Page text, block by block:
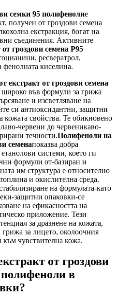
семки 95 полифенолие
получен от гроздови семена
екстракция, богат на
съединения. Активните
гроздови семена P95
ресвератрол,
киселина.
екстракт от гроздови семена
широко във формули за грижа
и изсветляване на
си антиоксидантни, защитни
кожата свойства. Те обикновено
червени до червеникаво-
течности.Полифеноли на
семенапоказва добра
системи, което ги
формули от-базиран и
им структура е относително
и окислителна среда.
на формулата-като
защитни опаковки-се
на ефикасността на
приложение. Тези
за дразнене на кожата,
за лицето, околоочния
чувствителна кожа.
от гроздови
в